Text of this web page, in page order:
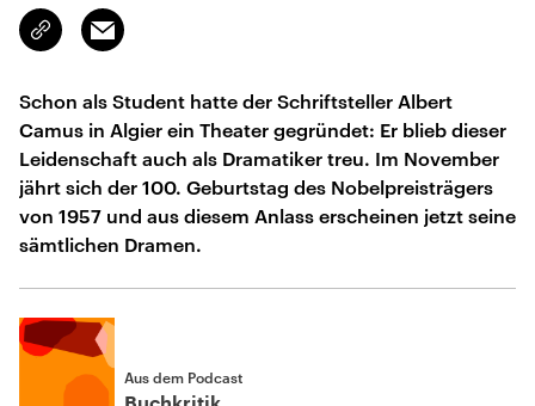
Link
kopieren/teilen
Email
Schon als Student hatte der Schriftsteller Albert
Camus in Algier ein Theater gegründet: Er blieb dieser
Leidenschaft auch als Dramatiker treu. Im November
jährt sich der 100. Geburtstag des Nobelpreisträgers
von 1957 und aus diesem Anlass erscheinen jetzt seine
sämtlichen Dramen.
Aus dem Podcast